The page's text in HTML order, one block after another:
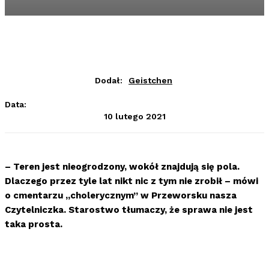
Dodał: Geistchen
Data:
10 lutego 2021
– Teren jest nieogrodzony, wokół znajdują się pola.
Dlaczego przez tyle lat nikt nic z tym nie zrobił – mówi
o cmentarzu „cholerycznym” w Przeworsku nasza
Czytelniczka. Starostwo tłumaczy, że sprawa nie jest
taka prosta.